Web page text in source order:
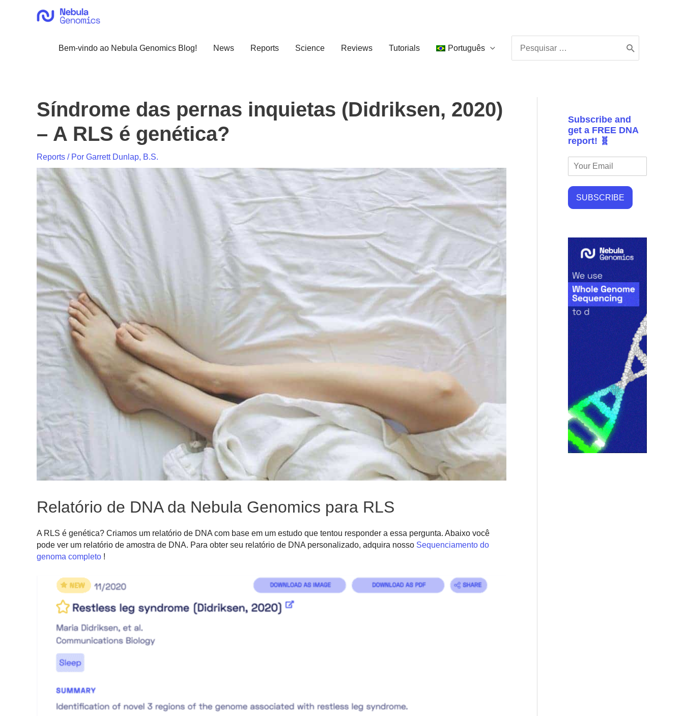
Bem-vindo ao Nebula Genomics Blog!
News Reports Science Reviews Tutorials Português
Síndrome das pernas inquietas (Didriksen, 2020)
– A RLS é genética?
Reports / Por Garrett Dunlap, B.S.
Relatório de DNA da Nebula Genomics para RLS
A RLS é genética? Criamos um relatório de DNA com base em um estudo que tentou responder a essa pergunta. Abaixo você
pode ver um relatório de amostra de DNA. Para obter seu relatório de DNA personalizado, adquira nosso Sequenciamento do
genoma completo !
Subscribe and
get a FREE DNA
report! 🧬
SUBSCRIBE